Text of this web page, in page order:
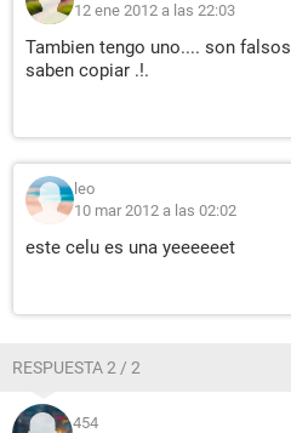
12 ene 2012 a las 22:03
Tambien tengo uno.... son
saben copiar .!.
leo
10 mar 2012 a las 02:02
este celu es una yeeeeeet
RESPUESTA 2 / 2
454